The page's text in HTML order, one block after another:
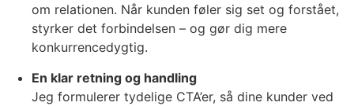
om relationen. Når kunden føler sig set og forstået,
styrker det forbindelsen – og gør dig mere
konkurrencedygtig.
En klar retning og handling
Jeg formulerer tydelige CTA’er, så dine kunder ved